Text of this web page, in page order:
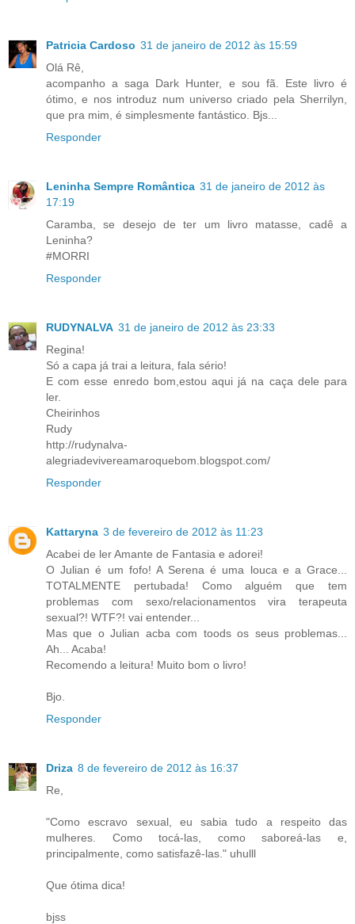
Patricia Cardoso 31 de janeiro de 2012 às 15:59
Olá Rê,
acompanho a saga Dark Hunter, e sou fã. Este livro é
ótimo, e nos introduz num universo criado pela Sherrilyn,
que pra mim, é simplesmente fantástico. Bjs...
Responder
Leninha Sempre Romântica 31 de janeiro de 2012 às
17:19
Caramba, se desejo de ter um livro matasse, cadê a
Leninha?
#MORRI
Responder
RUDYNALVA 31 de janeiro de 2012 às 23:33
Regina!
Só a capa já trai a leitura, fala sério!
E com esse enredo bom,estou aqui já na caça dele para
ler.
Cheirinhos
Rudy
http://rudynalva-
alegriadevivereamaroquebom.blogspot.com/
Responder
Kattaryna 3 de fevereiro de 2012 às 11:23
Acabei de ler Amante de Fantasia e adorei!
O Julian é um fofo! A Serena é uma louca e a Grace...
TOTALMENTE pertubada! Como alguém que tem
problemas com sexo/relacionamentos vira terapeuta
sexual?! WTF?! vai entender...
Mas que o Julian acba com toods os seus problemas...
Ah... Acaba!
Recomendo a leitura! Muito bom o livro!
Bjo.
Responder
Driza 8 de fevereiro de 2012 às 16:37
Re,
"Como escravo sexual, eu sabia tudo a respeito das
mulheres. Como tocá-las, como saboreá-las e,
principalmente, como satisfazê-las." uhulll
Que ótima dica!
bjss